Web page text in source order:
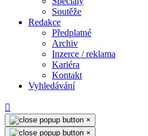
Soutěže
Redakce
Předplatné
Archiv
Inzerce / reklama
Kariéra
Kontakt
Vyhledávání
×
×